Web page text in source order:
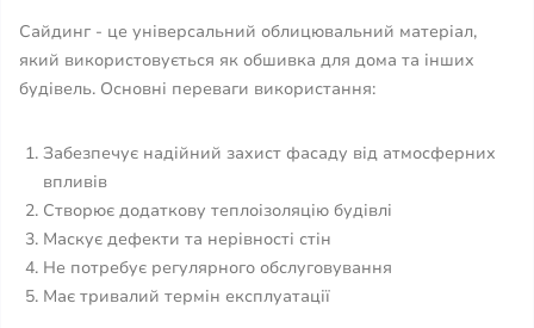
Сайдинг - це універсальний облицювальний матеріал,
який використовується як обшивка для дома та інших
будівель. Основні переваги використання:
Забезпечує надійний захист фасаду від атмосферних
впливів
Створює додаткову теплоізоляцію будівлі
Маскує дефекти та нерівності стін
Не потребує регулярного обслуговування
Має тривалий термін експлуатації